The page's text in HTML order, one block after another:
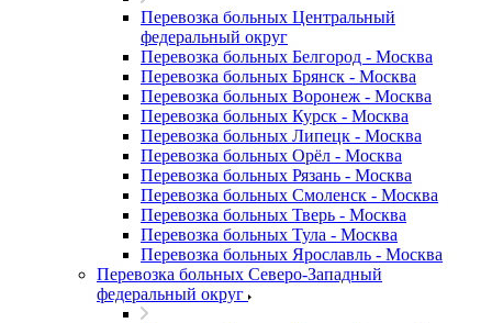
Перевозка больных Центральный
федеральный округ
Перевозка больных Белгород - Москва
Перевозка больных Брянск - Москва
Перевозка больных Воронеж - Москва
Перевозка больных Курск - Москва
Перевозка больных Липецк - Москва
Перевозка больных Орёл - Москва
Перевозка больных Рязань - Москва
Перевозка больных Смоленск - Москва
Перевозка больных Тверь - Москва
Перевозка больных Тула - Москва
Перевозка больных Ярославль - Москва
Перевозка больных Северо-Западный
федеральный округ